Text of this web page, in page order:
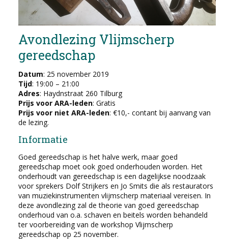
Avondlezing Vlijmscherp
gereedschap
Datum: 25 november 2019
Tijd: 19:00 – 21:00
Adres: Haydnstraat 260 Tilburg
Prijs voor ARA-leden: Gratis
Prijs voor niet ARA-leden: €10,- contant bij aanvang van
de lezing.
Informatie
Goed gereedschap is het halve werk, maar goed
gereedschap moet ook goed onderhouden worden. Het
onderhoudt van gereedschap is een dagelijkse noodzaak
voor sprekers Dolf Strijkers en Jo Smits die als restaurators
van muziekinstrumenten vlijmscherp materiaal vereisen. In
deze avondlezing zal de theorie van goed gereedschap
onderhoud van o.a. schaven en beitels worden behandeld
ter voorbereiding van de workshop Vlijmscherp
gereedschap op 25 november.